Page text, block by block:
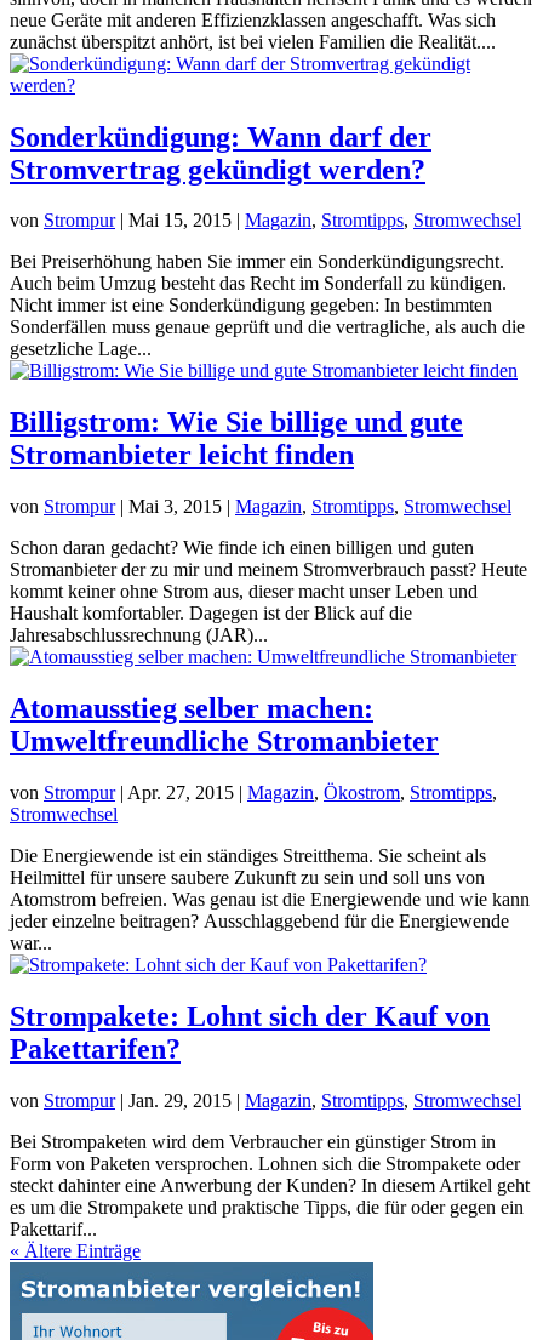
neue Geräte mit anderen Effizienzklassen angeschafft. Was sich
zunächst überspitzt anhört, ist bei vielen Familien die Realität....
Sonderkündigung: Wann darf der
Stromvertrag gekündigt werden?
von Strompur| Mai 15, 2015 | Magazin, Stromtipps, Stromwechsel
Bei Preiserhöhung haben Sie immer ein Sonderkündigungsrecht.
Auch beim Umzug besteht das Recht im Sonderfall zu kündigen.
Nicht immer ist eine Sonderkündigung gegeben: In bestimmten
Sonderfällen muss genaue geprüft und die vertragliche, als auch die
gesetzliche Lage...
Billigstrom: Wie Sie billige und gute
Stromanbieter leicht finden
von Strompur| Mai 3, 2015 | Magazin, Stromtipps, Stromwechsel
Schon daran gedacht? Wie finde ich einen billigen und guten
Stromanbieter der zu mir und meinem Stromverbrauch passt? Heute
kommt keiner ohne Strom aus, dieser macht unser Leben und
Haushalt komfortabler. Dagegen ist der Blick auf die
Jahresabschlussrechnung (JAR)...
Atomausstieg selber machen:
Umweltfreundliche Stromanbieter
von Strompur| Apr. 27, 2015 | Magazin, Ökostrom, Stromtipps,
Stromwechsel
Die Energiewende ist ein ständiges Streitthema. Sie scheint als
Heilmittel für unsere saubere Zukunft zu sein und soll uns von
Atomstrom befreien. Was genau ist die Energiewende und wie kann
jeder einzelne beitragen? Ausschlaggebend für die Energiewende
war...
Strompakete: Lohnt sich der Kauf von
Pakettarifen?
von Strompur| Jan. 29, 2015 | Magazin, Stromtipps, Stromwechsel
Bei Strompaketen wird dem Verbraucher ein günstiger Strom in
Form von Paketen versprochen. Lohnen sich die Strompakete oder
steckt dahinter eine Anwerbung der Kunden? In diesem Artikel geht
es um die Strompakete und praktische Tipps, die für oder gegen ein
Pakettarif...
« Ältere Einträge